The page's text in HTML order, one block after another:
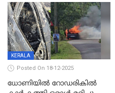
ദൃശ്യങ്ങൾ പുറത്ത്
KERALA
Posted On 18-12-2025
ധോണിയിൽ റോഡരികിൽ